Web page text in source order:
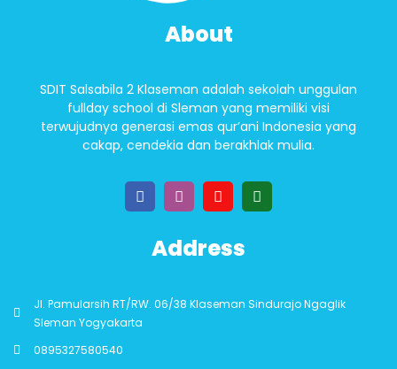
About
SDIT Salsabila 2 Klaseman adalah sekolah unggulan
fullday school di Sleman yang memiliki visi
terwujudnya generasi emas qur’ani Indonesia yang
cakap, cendekia dan berakhlak mulia.
Address
Jl. Pamularsih RT/RW. 06/38 Klaseman Sindurajo Ngaglik
Sleman Yogyakarta
0895327580540